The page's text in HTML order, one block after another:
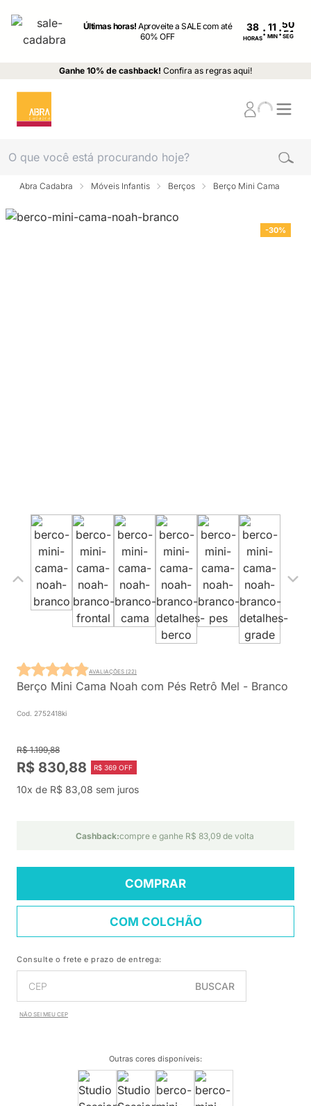
Últimas horas!Aproveite a SALE com até
60% OFF
38
HORAS: MIN : SEG
Ganhe 10% de cashback! Confira as regras aqui!
Abra Cadabra Móveis Infantis Berços Berço Mini Cama
-30%
Berço Mini Cama Noah com Pés Retrô Mel - Branco
Cod. 2752418ki
AVALIAÇÕES (22)
R$ 1.199,88
R$ 830,88 R$ 369 OFF
10x de R$ 83,08 sem juros
Cashback:compre e ganhe R$ 83,09 de volta
COMPRAR
COM COLCHÃO
Consulte o frete e prazo de entrega:
BUSCAR
NÃO SEI MEU CEP
Outras cores disponíveis: